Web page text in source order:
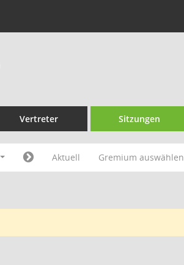
Vertreter Sitzungen
Aktuell Gremium auswählen